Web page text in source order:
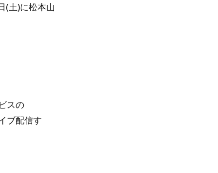
(土)に松本山
スの
ブ配信す